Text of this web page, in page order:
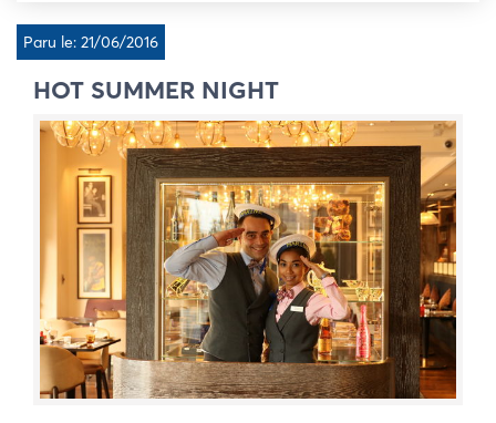
Paru le: 21/06/2016
HOT SUMMER NIGHT